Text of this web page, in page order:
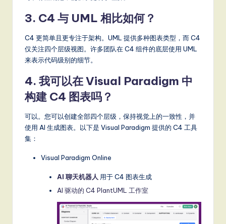
3. C4 与 UML 相比如何？
C4 更简单且更专注于架构。UML 提供多种图表类型，而 C4
仅关注四个层级视图。许多团队在 C4 组件的底层使用 UML
来表示代码级别的细节。
4. 我可以在 Visual Paradigm 中
构建 C4 图表吗？
可以。您可以创建全部四个层级，保持视觉上的一致性，并
使用 AI 生成图表。以下是 Visual Paradigm 提供的 C4 工具
集：
Visual Paradigm Online
AI 聊天机器人 用于 C4 图表生成
AI 驱动的 C4 PlantUML 工作室